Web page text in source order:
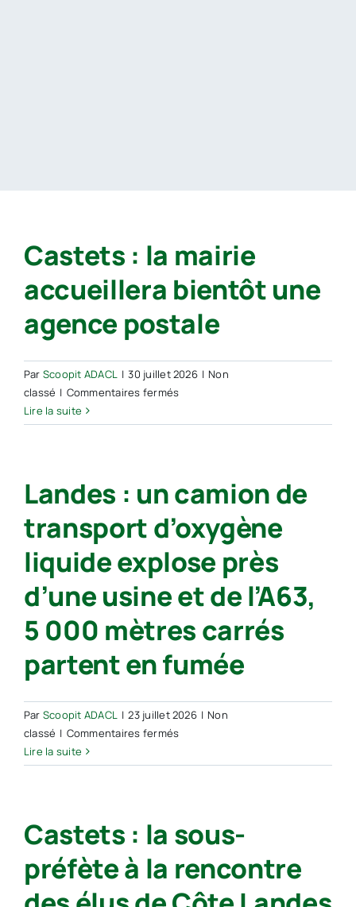
Castets : la mairie
accueillera bientôt une
agence postale
Par Scoopit ADACL | 30 juillet 2026 | Non
classé | Commentaires ferméssur
la
une
agence
postale
Lire la suite
Landes : un camion de
transport d’oxygène
liquide explose près
d’une usine et de l’A63,
5 000 mètres carrés
partent en fumée
Par Scoopit ADACL | 23 juillet 2026 | Non
classé | Commentaires ferméssur
un
d’oxygène
liquide
explose
près
Lire la suite
Castets : la sous-
préfète à la rencontre